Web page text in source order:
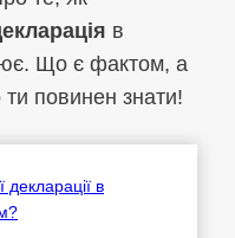
в
Що є фактом, а
повинен знати!
в